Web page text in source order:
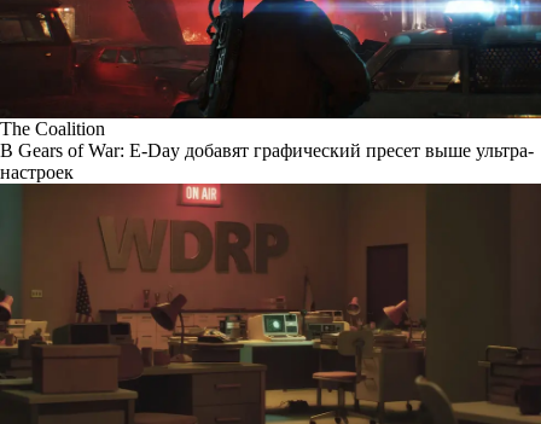
The Coalition
В Gears of War: E-Day добавят графический пресет выше ультра-
настроек